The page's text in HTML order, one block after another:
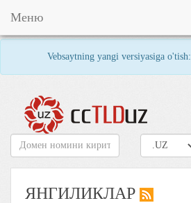
Vebsaytning yangi versiyasiga o'tish:
Меню
ЯНГИЛИКЛАР